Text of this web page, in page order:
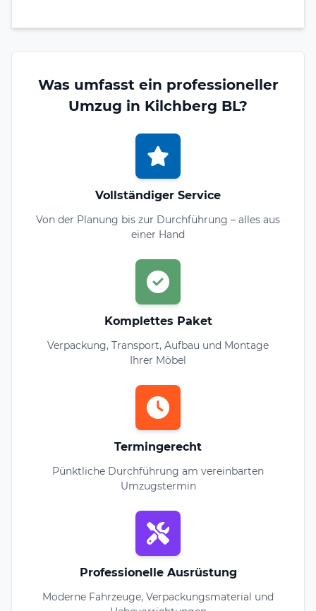
Was umfasst ein professioneller
Umzug in Kilchberg BL?
Vollständiger Service
Von der Planung bis zur Durchführung – alles aus
einer Hand
Komplettes Paket
Verpackung, Transport, Aufbau und Montage
Ihrer Möbel
Termingerecht
Pünktliche Durchführung am vereinbarten
Umzugstermin
Professionelle Ausrüstung
Moderne Fahrzeuge, Verpackungsmaterial und